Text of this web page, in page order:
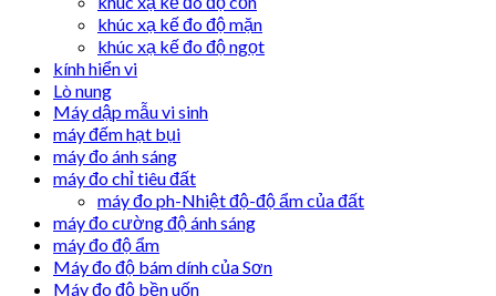
khúc xạ kế đo độ mặn
khúc xạ kế đo độ ngọt
kính hiển vi
Lò nung
Máy dập mẫu vi sinh
máy đếm hạt bụi
máy đo ánh sáng
máy đo chỉ tiêu đất
máy đo ph-Nhiệt độ-độ ẩm của đất
máy đo cường độ ánh sáng
máy đo độ ẩm
Máy đo độ bám dính của Sơn
Máy đo độ bền uốn